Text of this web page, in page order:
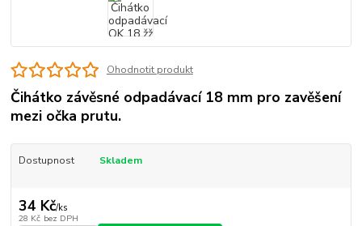
Ohodnotit produkt
Čihátko závěsné odpadávací 18 mm pro zavěšení
mezi očka prutu.
Dostupnost Skladem
34 Kč/ks
28 Kč bez DPH